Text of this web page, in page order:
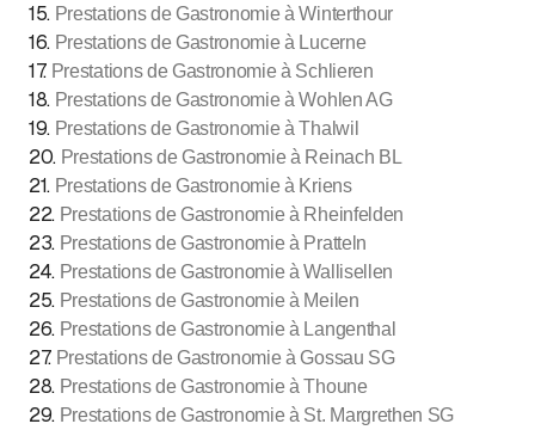
15. Prestations de Gastronomie à Winterthour
16. Prestations de Gastronomie à Lucerne
17. Prestations de Gastronomie à Schlieren
18. Prestations de Gastronomie à Wohlen AG
19. Prestations de Gastronomie à Thalwil
20. Prestations de Gastronomie à Reinach BL
21. Prestations de Gastronomie à Kriens
22. Prestations de Gastronomie à Rheinfelden
23. Prestations de Gastronomie à Pratteln
24. Prestations de Gastronomie à Wallisellen
25. Prestations de Gastronomie à Meilen
26. Prestations de Gastronomie à Langenthal
27. Prestations de Gastronomie à Gossau SG
28. Prestations de Gastronomie à Thoune
29. Prestations de Gastronomie à St. Margrethen SG